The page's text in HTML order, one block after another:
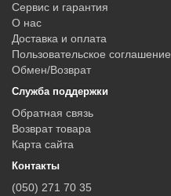
Сервис и гарантия
О нас
Доставка и оплата
Пользовательское соглашение
Обмен/Возврат
Служба поддержки
Обратная связь
Возврат товара
Карта сайта
Контакты
(050) 271 70 35